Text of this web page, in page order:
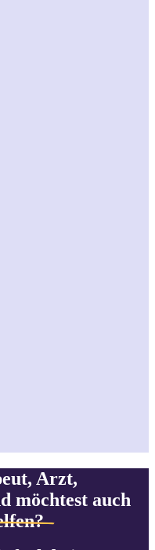
Arzt,
möchtest auch